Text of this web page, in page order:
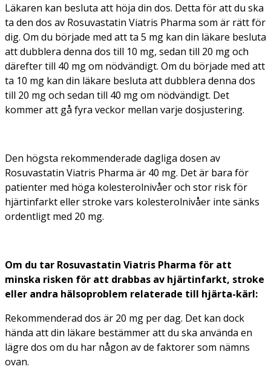
Läkaren kan besluta att höja din dos. Detta för att du ska
ta den dos av Rosuvastatin Viatris Pharma som är rätt för
dig. Om du började med att ta 5 mg kan din läkare besluta
att dubblera denna dos till 10 mg, sedan till 20 mg och
därefter till 40 mg om nödvändigt. Om du började med att
ta 10 mg kan din läkare besluta att dubblera denna dos
till 20 mg och sedan till 40 mg om nödvändigt. Det
kommer att gå fyra veckor mellan varje dosjustering.
Den högsta rekommenderade dagliga dosen av
Rosuvastatin Viatris Pharma är 40 mg. Det är bara för
patienter med höga kolesterolnivåer och stor risk för
hjärtinfarkt eller stroke vars kolesterolnivåer inte sänks
ordentligt med 20 mg.
Om du tar Rosuvastatin Viatris Pharma för att
minska risken för att drabbas av hjärtinfarkt, stroke
eller andra hälsoproblem relaterade till hjärta-kärl:
Rekommenderad dos är 20 mg per dag. Det kan dock
hända att din läkare bestämmer att du ska använda en
lägre dos om du har någon av de faktorer som nämns
ovan.